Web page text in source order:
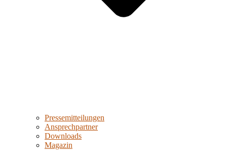
Pressemitteilungen
Ansprechpartner
Downloads
Magazin